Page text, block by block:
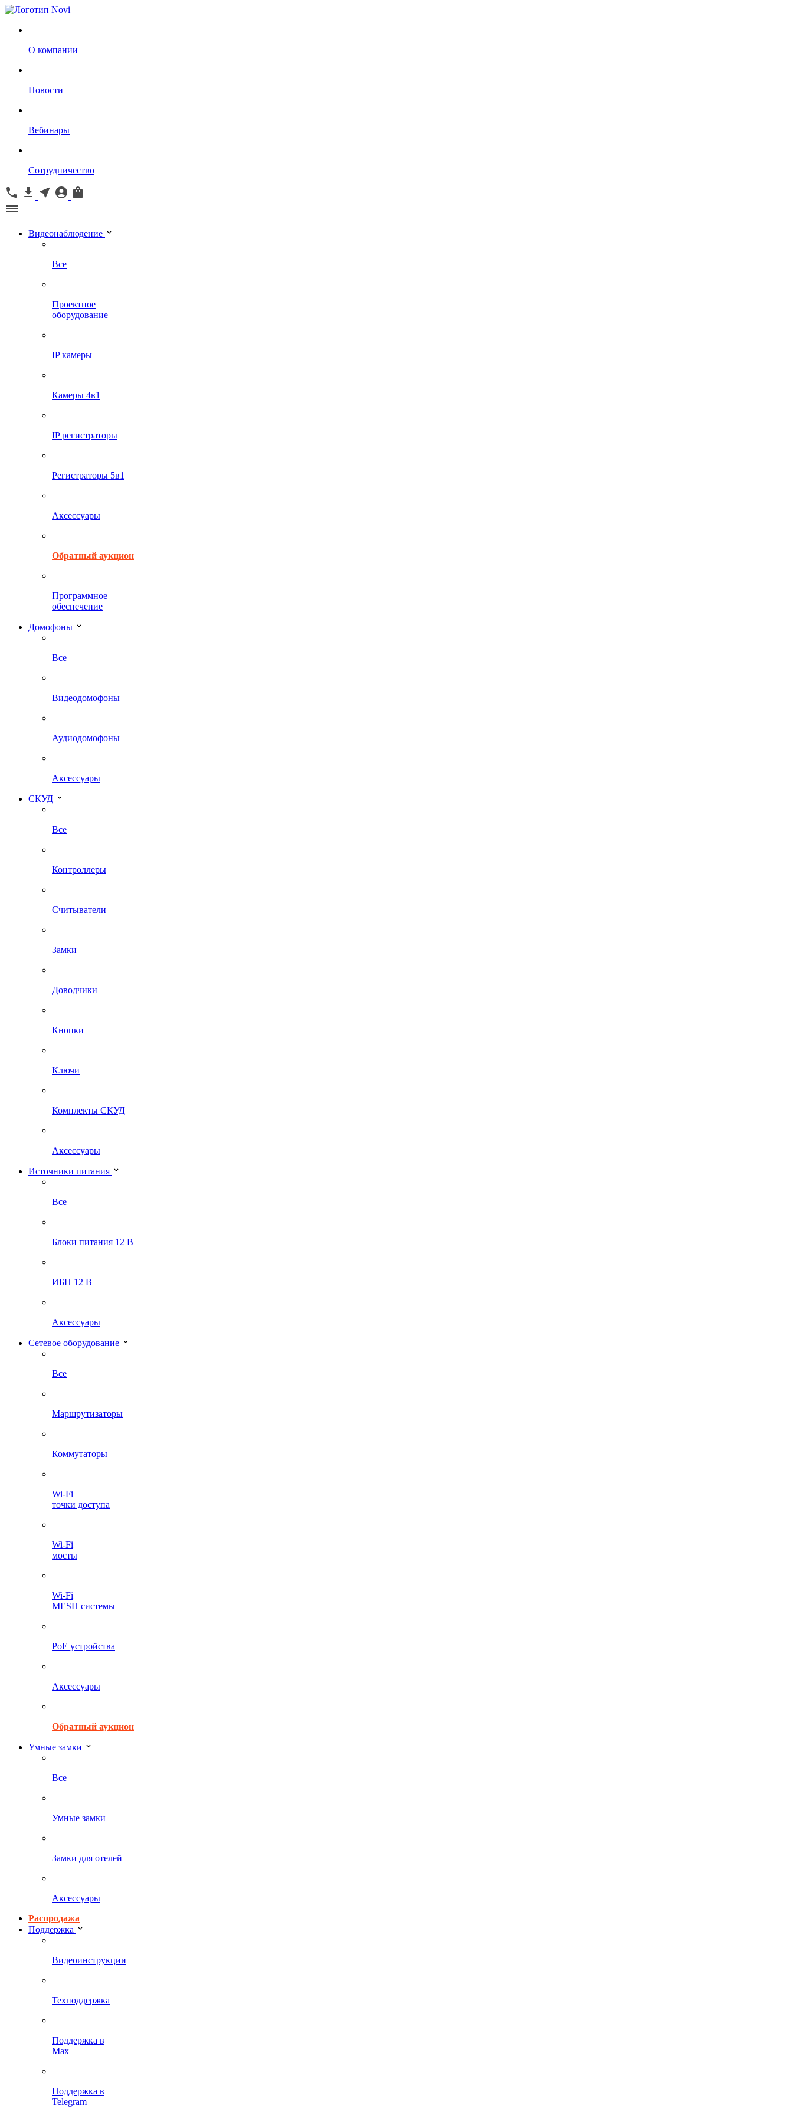
О компании
Новости
Вебинары
Сотрудничество
Видеонаблюдение
Все
Проектное
оборудование
IP камеры
Камеры 4в1
IP регистраторы
Регистраторы 5в1
Аксессуары
Обратный аукцион
Программное
обеспечение
Домофоны
Все
Видеодомофоны
Аудиодомофоны
Аксессуары
СКУД
Все
Контроллеры
Считыватели
Замки
Доводчики
Кнопки
Ключи
Комплекты СКУД
Аксессуары
Источники питания
Все
Блоки питания 12 В
ИБП 12 В
Аксессуары
Сетевое оборудование
Все
Маршрутизаторы
Коммутаторы
Wi-Fi
точки доступа
Wi-Fi
мосты
Wi-Fi
MESH системы
PoE устройства
Аксессуары
Обратный аукцион
Умные замки
Все
Умные замки
Замки для отелей
Аксессуары
Распродажа
Поддержка
Видеоинструкции
Техподдержка
Поддержка в
Max
Поддержка в
Telegram